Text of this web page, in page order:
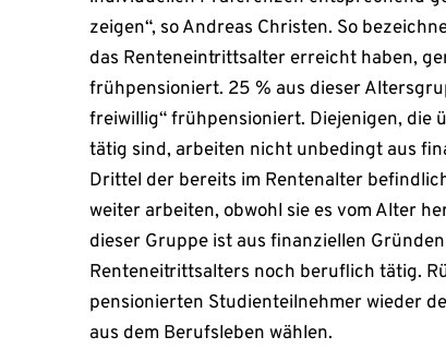
zeigen“, so Andreas Christen. So
das Renteneintrittsalter erreicht haben,
frühpensioniert. 25 % aus dieser
freiwillig“ frühpensioniert. Diejenigen, die
tätig sind, arbeiten nicht unbedingt aus
Drittel der bereits im Rentenalter
weiter arbeiten, obwohl sie es vom Alter
dieser Gruppe ist aus finanziellen
Renteneitrittsalters noch beruflich tätig.
pensionierten Studienteilnehmer wieder
aus dem Berufsleben wählen.